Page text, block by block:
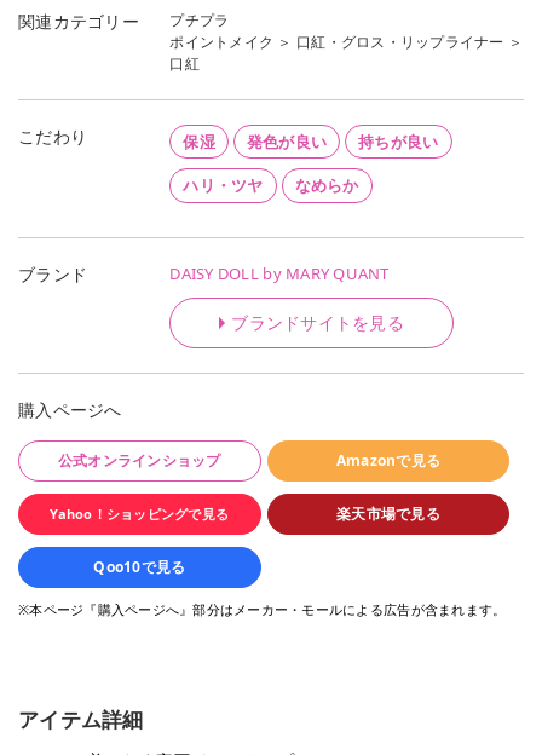
関連カテゴリー
プチプラ
ポイントメイク ＞ 口紅・グロス・リップライナー ＞
口紅
こだわり 保湿 発色が良い 持ちが良い
ハリ・ツヤ なめらか
ブランド DAISY DOLL by MARY QUANT
ブランドサイトを見る
購入ページへ
公式オンラインショップ Amazonで見る
Yahoo！ショッピングで見る 楽天市場で見る
Qoo10で見る
※本ページ『購入ページへ』部分はメーカー・モールによる広告が含まれます。
アイテム詳細